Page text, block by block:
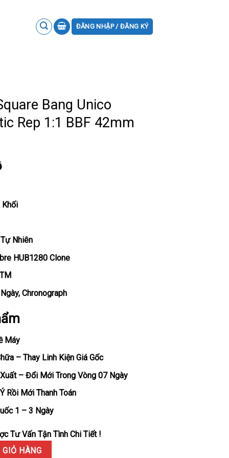
ĐĂNG NHẬP / ĐĂNG KÝ
Bang Unico
Rep 1:1 BBF 42mm
Khối
Nhiên
HUB1280 Clone
Chronograph
Máy
– Thay Linh Kiện Giá Gốc
– Đổi Mới Trong Vòng 07 Ngày
Rồi Mới Thanh Toán
1 – 3 Ngày
Tư Vấn Tận Tình Chi Tiết !
Titanium Automatic Rep 1:1 BBF 42mm số lượng
HÀNG